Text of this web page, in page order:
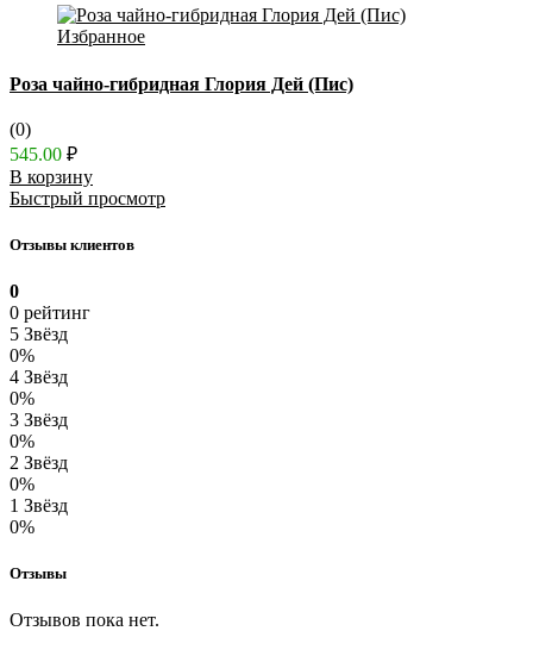
Избранное
Роза чайно-гибридная Глория Дей (Пис)
(0)
545.00 ₽
В корзину
Быстрый просмотр
Отзывы клиентов
0
0 рейтинг
5 Звёзд
0%
4 Звёзд
0%
3 Звёзд
0%
2 Звёзд
0%
1 Звёзд
0%
Отзывы
Отзывов пока нет.